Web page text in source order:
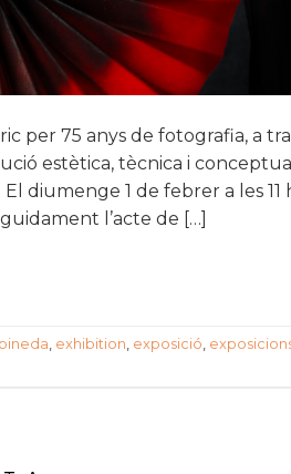
per 75 anys de fotografia, a
estètica, tècnica i conceptual
diumenge 1 de febrer a les 11
l’acte de […]
exhibition exposició